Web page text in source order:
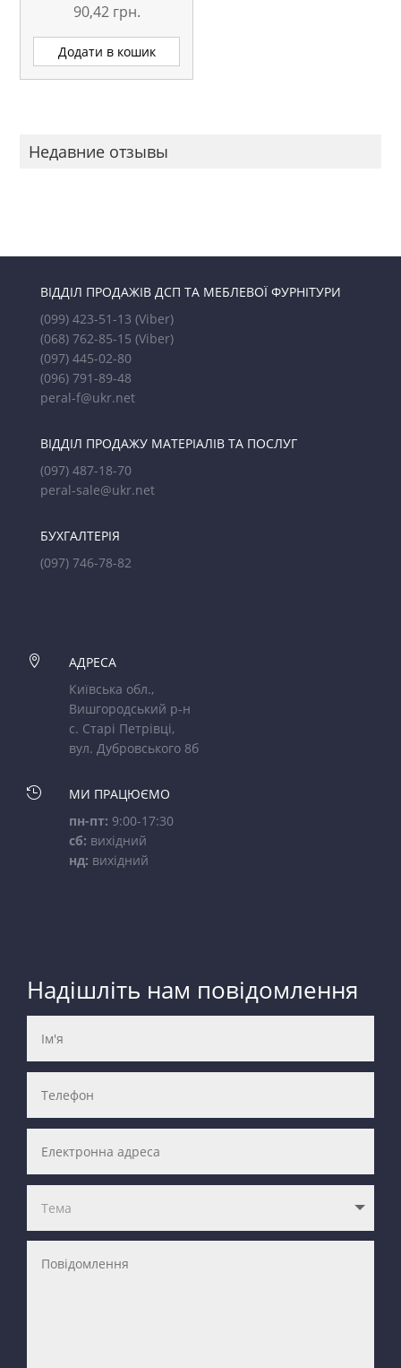
90,42 грн.
Додати в кошик
Недавние отзывы
ВІДДІЛ ПРОДАЖІВ ДСП ТА МЕБЛЕВОЇ ФУРНІТУРИ
(099) 423-51-13 (Viber)
(068) 762-85-15 (Viber)
(097) 445-02-80
(096) 791-89-48
peral-f@ukr.net
ВІДДІЛ ПРОДАЖУ МАТЕРІАЛІВ ТА ПОСЛУГ
(097) 487-18-70
peral-sale@ukr.net
БУХГАЛТЕРІЯ
(097) 746-78-82

АДРЕСА
Київська обл.,
Вишгородський р-н
с. Старі Петрівці,
вул. Дубровського 8б

МИ ПРАЦЮЄМО
пн-пт: 9:00-17:30
сб: вихідний
нд: вихідний
Надішліть нам повідомлення